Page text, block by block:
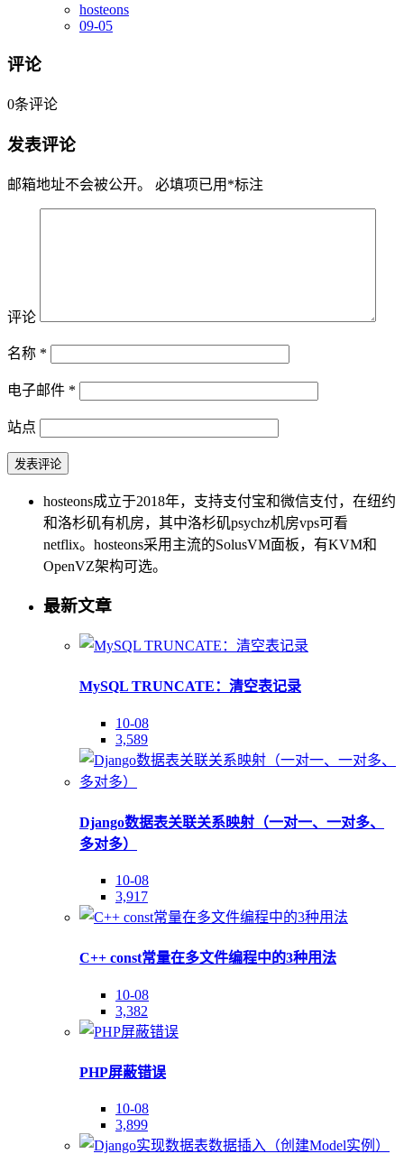
hosteons
09-05
评论
0条评论
发表评论
邮箱地址不会被公开。 必填项已用 *标注
评论
名称 *
电子邮件 *
站点
hosteons成立于2018年，支持支付宝和微信支付，在纽约
和洛杉矶有机房，其中洛杉矶psychz机房vps可看
netflix。hosteons采用主流的SolusVM面板，有KVM和
OpenVZ架构可选。
最新文章
MySQL TRUNCATE：清空表记录
10-08
3,589
Django数据表关联关系映射（一对一、一对多、
多对多）
10-08
3,917
C++ const常量在多文件编程中的3种用法
10-08
3,382
PHP屏蔽错误
10-08
3,899